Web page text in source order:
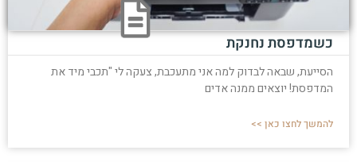
כשמדפסת נחנקת
הסייעת, שבאה לבדוק למה אני מתעכבת, צעקה לי "תכבי מיד את
המדפסת! יוצאים ממנה אדים
להמשך לחצו כאן >>